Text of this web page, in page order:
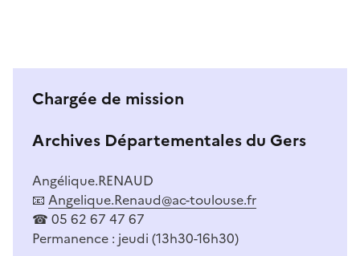
Chargée de mission
Archives Départementales du Gers
Angélique.RENAUD
📧 Angelique.Renaud@ac-toulouse.fr
☎ 05 62 67 47 67
Permanence : jeudi (13h30-16h30)